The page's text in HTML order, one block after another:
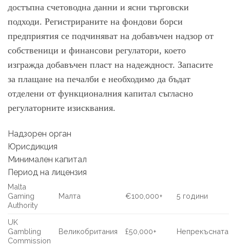
достъпна счетоводна данни и ясни търговски
подходи. Регистрираните на фондови борси
предприятия се подчиняват на добавъчен надзор от
собственици и финансови регулатори, което
изгражда добавъчен пласт на надеждност. Запасите
за плащане на печалби е необходимо да бъдат
отделени от функционалния капитал съгласно
регулаторните изисквания.
Надзорен орган
Юрисдикция
Минимален капитал
Период на лицензия
Malta
Gaming
Authority
Малта €100,000+ 5 години
UK
Gambling
Commission
Великобритания £50,000+ Непрекъсната